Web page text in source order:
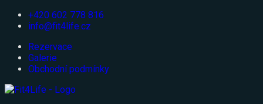
Přejít
+420 602 778 816
info@fit4life.cz
Rezervace
Galerie
Obchodní podmínky